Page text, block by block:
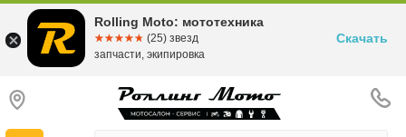
Rolling Moto: мототехника
☆☆☆☆☆
★★★★★ (25) звезд
запчасти, экипировка
Скачать